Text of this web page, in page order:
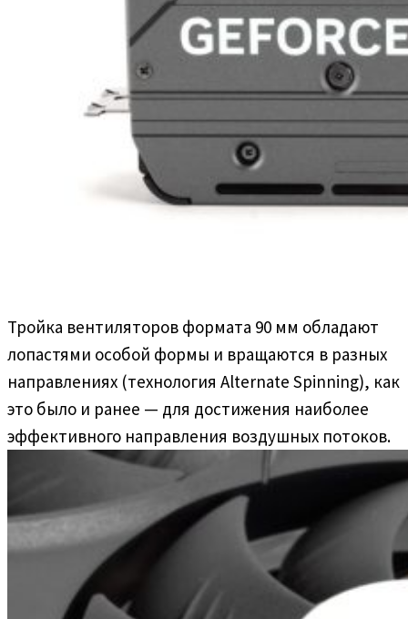
Тройка вентиляторов формата 90 мм обладают
лопастями особой формы и вращаются в разных
направлениях (технология Alternate Spinning), как
это было и ранее — для достижения наиболее
эффективного направления воздушных потоков.